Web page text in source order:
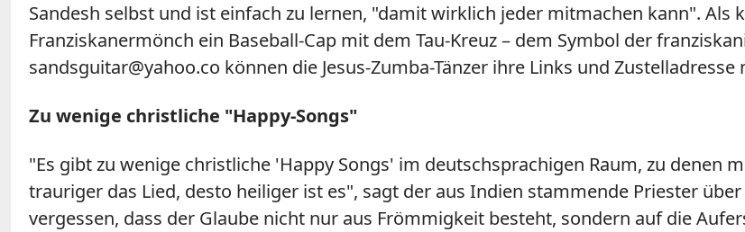
Sandesh selbst und ist einfach zu lernen, "damit wirklich jeder mitmachen kann". Als
Franziskanermönch ein Baseball-Cap mit dem Tau-Kreuz – dem Symbol der
sandsguitar@yahoo.co können die Jesus-Zumba-Tänzer ihre Links und Zustelladresse
Zu wenige christliche "Happy-Songs"
"Es gibt zu wenige christliche 'Happy Songs' im deutschsprachigen Raum, zu denen
trauriger das Lied, desto heiliger ist es", sagt der aus Indien stammende Priester
vergessen, dass der Glaube nicht nur aus Frömmigkeit besteht, sondern auf die